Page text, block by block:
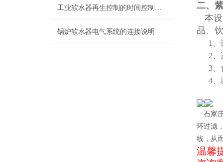
工业软水器再生控制的时间控制解析
锅炉软水器电气系统的连接说明
二、
本
品、
1
2
3
4
石家
环过滤
线，从
温馨